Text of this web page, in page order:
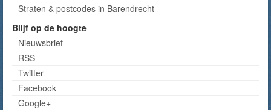
Straten & postcodes in Barendrecht
Blijf op de hoogte
Nieuwsbrief
RSS
Twitter
Facebook
Google+